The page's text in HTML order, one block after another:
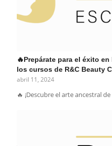
🔥Prepárate para el éxito
los cursos de R&C Beauty
abril 11, 2024
🔥 ¡Descubre el arte ancestral